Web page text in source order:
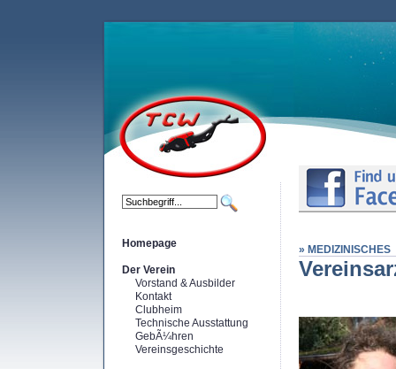
Homepage
Der Verein
Vorstand & Ausbilder
Kontakt
Clubheim
Technische Ausstattung
GebÃ¼hren
Vereinsgeschichte
» MEDIZINISCHES